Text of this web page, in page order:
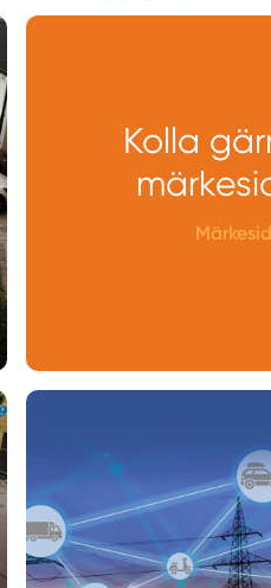
Kolla